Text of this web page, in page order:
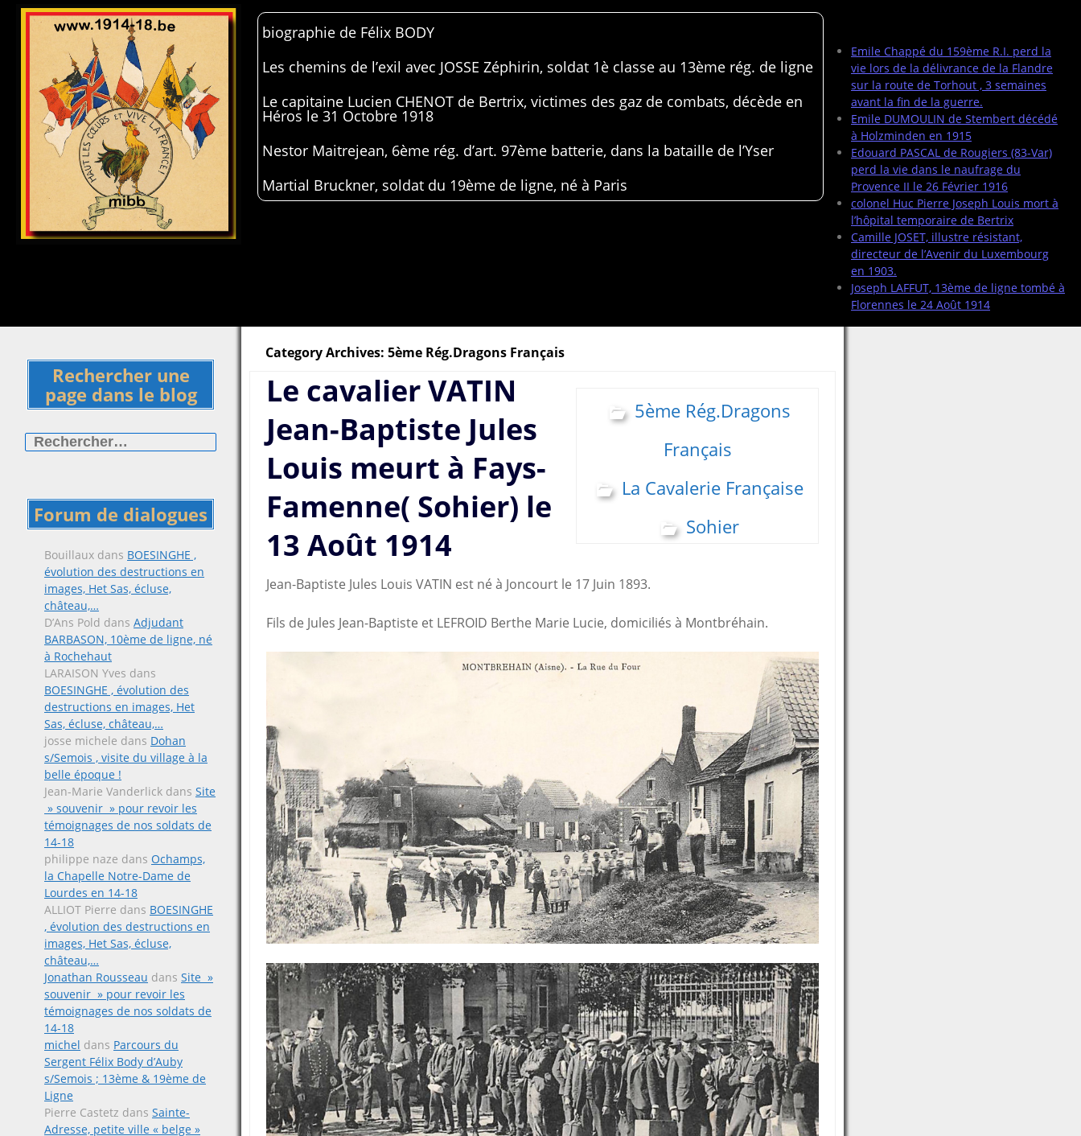
Emile Chappé du 159ème R.I. perd la
vie lors de la délivrance de la Flandre
sur la route de Torhout , 3 semaines
avant la fin de la guerre.
Emile DUMOULIN de Stembert décédé
à Holzminden en 1915
Edouard PASCAL de Rougiers (83-Var)
perd la vie dans le naufrage du
Provence II le 26 Février 1916
colonel Huc Pierre Joseph Louis mort à
l’hôpital temporaire de Bertrix
Camille JOSET, illustre résistant,
directeur de l’Avenir du Luxembourg
en 1903.
Joseph LAFFUT, 13ème de ligne tombé à
Florennes le 24 Août 1914
biographie de Félix BODY
Les chemins de l’exil avec JOSSE Zéphirin, soldat 1è classe au 13ème rég. de ligne
Le capitaine Lucien CHENOT de Bertrix, victimes des gaz de combats, décède en
Héros le 31 Octobre 1918
Nestor Maitrejean, 6ème rég. d’art. 97ème batterie, dans la bataille de l’Yser
Martial Bruckner, soldat du 19ème de ligne, né à Paris
Rechercher une
page dans le blog
Forum de dialogues
Bouillaux dans BOESINGHE ,
évolution des destructions en
images, Het Sas, écluse,
château,…
D’Ans Pold dans Adjudant
BARBASON, 10ème de ligne, né
à Rochehaut
LARAISON Yves dans
BOESINGHE , évolution des
destructions en images, Het
Sas, écluse, château,…
josse michele dans Dohan
s/Semois , visite du village à la
belle époque !
Jean-Marie Vanderlick dans Site
» souvenir » pour revoir les
témoignages de nos soldats de
14-18
philippe naze dans Ochamps,
la Chapelle Notre-Dame de
Lourdes en 14-18
ALLIOT Pierre dans BOESINGHE
, évolution des destructions en
images, Het Sas, écluse,
château,…
Jonathan Rousseau dans Site »
souvenir » pour revoir les
témoignages de nos soldats de
14-18
michel dans Parcours du
Sergent Félix Body d’Auby
s/Semois ; 13ème & 19ème de
Ligne
Pierre Castetz dans Sainte-
Adresse, petite ville « belge »
Category Archives: 5ème Rég.Dragons Français
5ème Rég.Dragons
Français
La Cavalerie Française
Sohier
Le cavalier VATIN
Jean-Baptiste Jules
Louis meurt à Fays-
Famenne( Sohier) le
13 Août 1914
Jean-Baptiste Jules Louis VATIN est né à Joncourt le 17 Juin 1893.
Fils de Jules Jean-Baptiste et LEFROID Berthe Marie Lucie, domiciliés à Montbréhain.